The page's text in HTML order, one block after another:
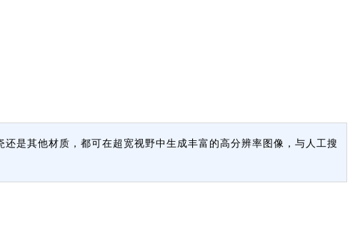
是其他材质，都可在超宽视野中生成丰富的高分辨率图像，与人工搜